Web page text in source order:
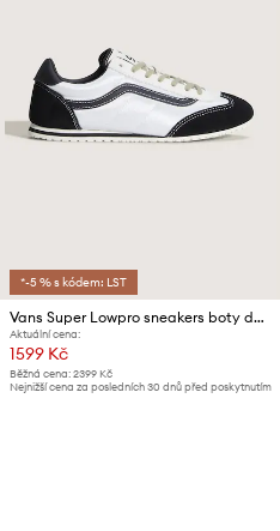
*-5 % s kódem: LST
Vans Super Lowpro sneakers boty dámské kožené
Aktuální cena:
1599 Kč
Běžná cena: 2399 Kč
Nejnižší cena za posledních 30 dnů před poskytnutím